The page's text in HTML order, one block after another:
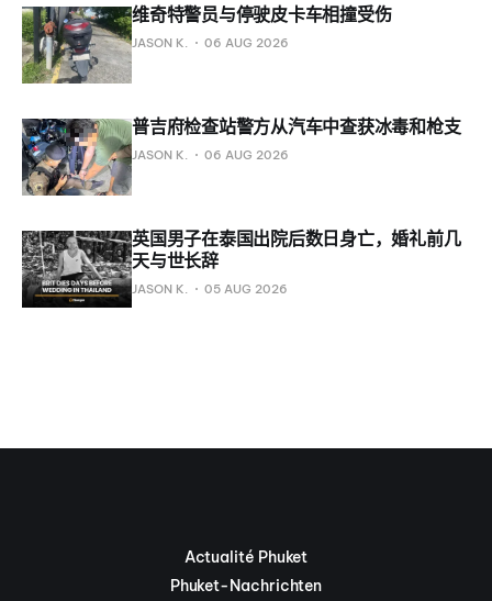
维奇特警员与停驶皮卡车相撞受伤
JASON K. 06 AUG 2026
普吉府检查站警方从汽车中查获冰毒和枪支
JASON K. 06 AUG 2026
英国男子在泰国出院后数日身亡，婚礼前几
天与世长辞
JASON K. 05 AUG 2026
Actualité Phuket
Phuket-Nachrichten